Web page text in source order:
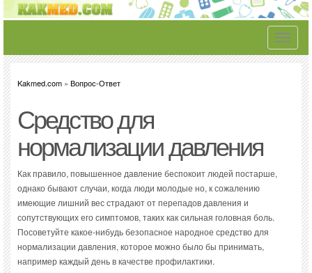
Toggle
Kakmed.com » Вопрос-Ответ
Средство для
нормализации давления
Как правило, повышенное давление беспокоит людей постарше,
однако бывают случаи, когда люди молодые но, к сожалению
имеющие лишний вес страдают от перепадов давления и
сопутствующих его симптомов, таких как сильная головная боль.
Посоветуйте какое-нибудь безопасное народное средство для
нормализации давления, которое можно было бы принимать,
например каждый день в качестве профилактики.